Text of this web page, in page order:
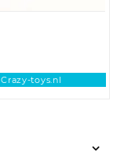
Crazy-toys.nl